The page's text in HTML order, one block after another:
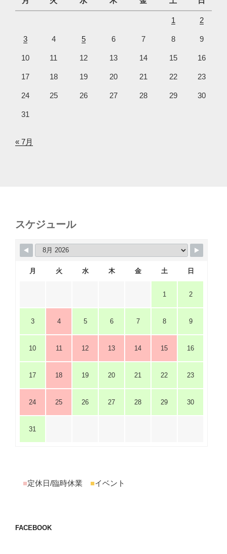
1 2
3 4 5 6 7 8 9
10 11 12 13 14 15 16
17 18 19 20 21 22 23
24 25 26 27 28 29 30
31
« 7月
スケジュール
月 火 水 木 金 土 日
1 2
3 4 5 6 7 8 9
10 11 12 13 14 15 16
17 18 19 20 21 22 23
24 25 26 27 28 29 30
31
■定休日/臨時休業 ■イベント
FACEBOOK